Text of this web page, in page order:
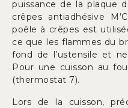
puissance de la plaque
crêpes antiadhésive
poêle à crêpes est
ce que les flammes du
fond de l’ustensile et
Pour une cuisson au
(thermostat 7).
Lors de la cuisson,